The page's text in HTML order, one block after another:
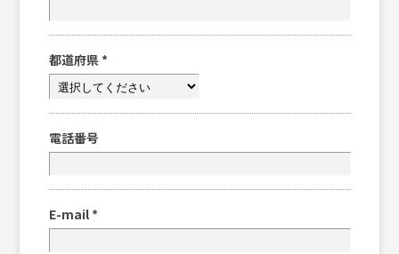
都道府県 *
電話番号
E-mail *